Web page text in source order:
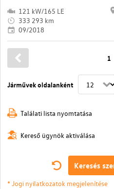
121 kW/165 LE
333 293 km
09/2018
Járművek oldalanként
1
Találati lista nyomtatása
Kereső ügynök aktiválása
Keresés
* Jogi nyilatkozatok megjelenítése